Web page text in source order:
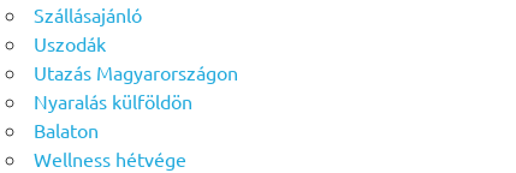
Szállásajánló
Uszodák
Utazás Magyarországon
Nyaralás külföldön
Balaton
Wellness hétvége